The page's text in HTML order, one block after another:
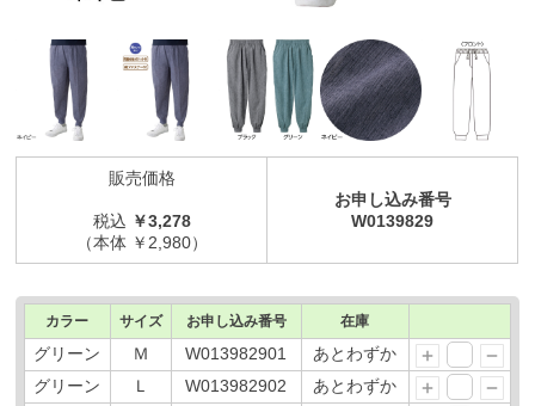
販売価格
税込 ￥3,278
（本体 ￥2,980）
お申し込み番号
W0139829
カラー サイズ お申し込み番号 在庫
グリーン Ｍ W013982901
あとわずか
グリーン
Ｌ W013982902
あとわずか